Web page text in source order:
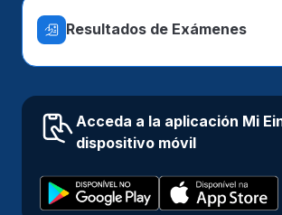
Resultados de Exámenes
Acceda a la aplicación Mi
dispositivo móvil